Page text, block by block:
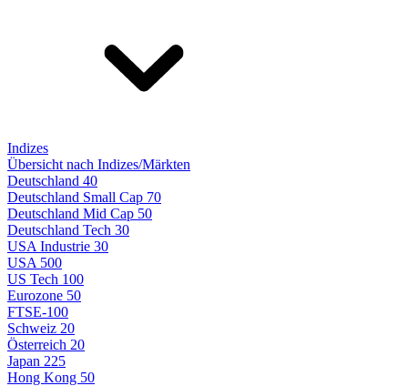
Indizes
Übersicht nach Indizes/Märkten
Deutschland 40
Deutschland Small Cap 70
Deutschland Mid Cap 50
Deutschland Tech 30
USA Industrie 30
USA 500
US Tech 100
Eurozone 50
FTSE-100
Schweiz 20
Österreich 20
Japan 225
Hong Kong 50